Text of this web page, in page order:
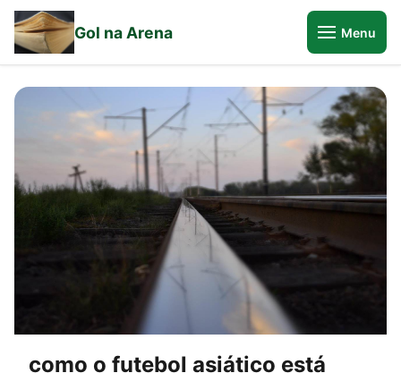
Gol na Arena Menu
como o futebol asiático está